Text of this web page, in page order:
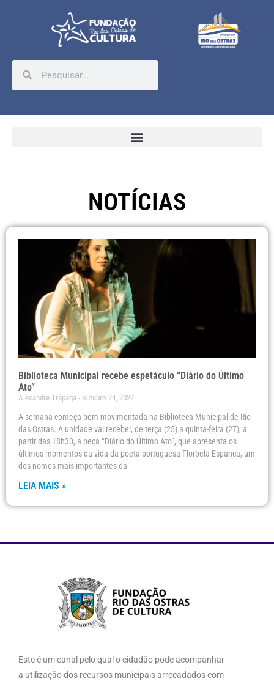
NOTÍCIAS
Biblioteca Municipal recebe espetáculo “Diário do Último
Ato”
Alexandre Trápaga outubro 24, 2022
A semana começa bem movimentada na Biblioteca Municipal de Rio
das Ostras. A unidade vai receber, de terça (25) a quinta-feira (27), a
partir das 18h30, a peça “Diário do Último Ato”, que apresenta os
últimos momentos da vida da poeta portuguesa Florbela Espanca, um
dos nomes mais importantes da
LEIA MAIS »
Este é um canal pelo qual o cidadão pode acompanhar
a utilização dos recursos municipais arrecadados com